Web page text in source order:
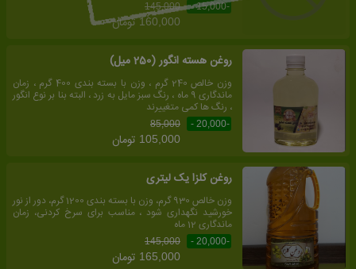
-15,000 -
145,000
160,000 تومان
روغن هسته انگور (250 میل)
وزن خالص 240 گرم ، وزن با بسته بندی 400 گرم ، زمان
ماندگاری 9 ماه ، رنگ سبز مایل به زرد ، البته بنا بر نوع انگور
، رنگ ها کمی متغییرند
-20,000 -
85,000
105,000 تومان
روغن کلزا یک لیتری
وزن خالص 930 گرم، وزن با بسته بندی 1200 گرم، دور از نور
خورشید نگهداری شود ، مناسب برای سرخ کردنی، زمان
ماندگاری 12 ماه
-20,000 -
145,000
165,000 تومان